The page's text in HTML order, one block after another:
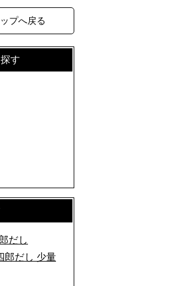
プへ戻る
す
だし
郎だし 少量